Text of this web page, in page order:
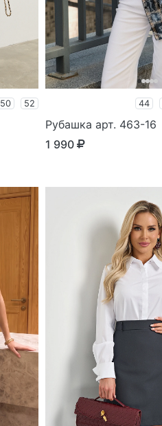
50 52 44
Рубашка арт. 463-16
1 990